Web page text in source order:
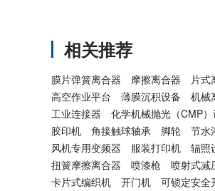
相关推荐
膜片弹簧离合器 摩擦离合器 片式
高空作业平台
薄膜沉积设备 机械
工业连接器
化学机械抛光（CMP）
胶印机
角接触球轴承 脚轮 节水
风机专用变频器
服装打印机 辐照
扭簧摩擦离合器
喷漆枪 喷射式减
卡片式编织机
开门机 可锁定安全